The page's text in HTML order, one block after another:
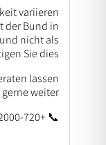
variieren.
der Bund in
nicht als
Sie dies.
lassen?
weiter.
📞 +972-53-2000-720 | 💬 WhatsApp: +972-53-2000-730